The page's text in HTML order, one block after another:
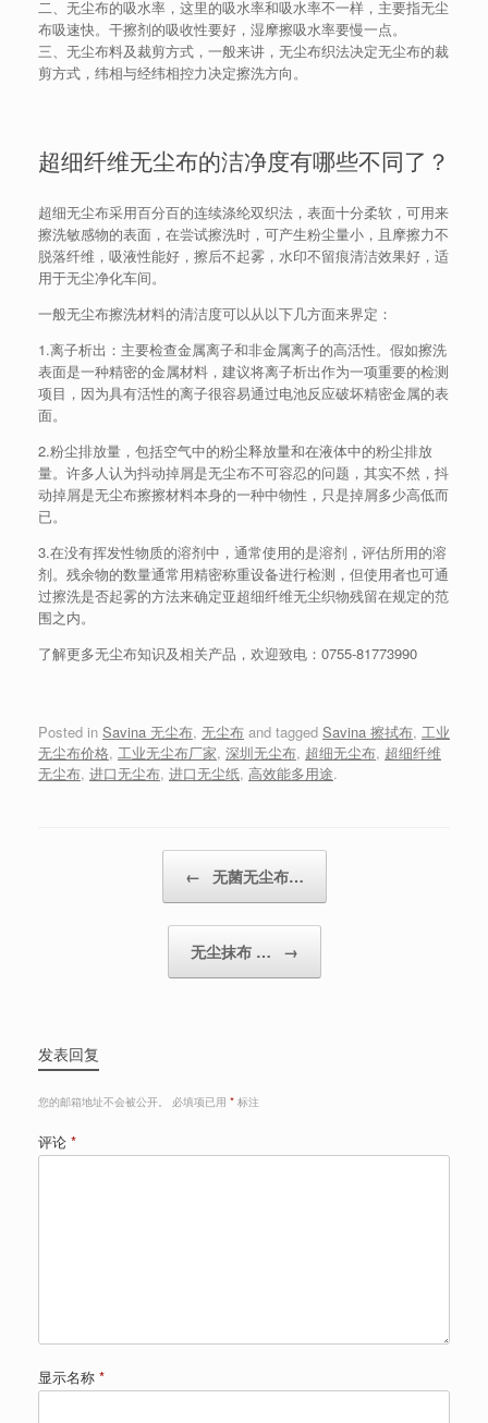
二、无尘布的吸水率，这里的吸水率和吸水率不一样，主要指无尘
布吸速快。干擦剂的吸收性要好，湿摩擦吸水率要慢一点。
三、无尘布料及裁剪方式，一般来讲，无尘布织法决定无尘布的裁
剪方式，纬相与经纬相控力决定擦洗方向。
超细纤维无尘布的洁净度有哪些不同了？
超细无尘布采用百分百的连续涤纶双织法，表面十分柔软，可用来
擦洗敏感物的表面，在尝试擦洗时，可产生粉尘量小，且摩擦力不
脱落纤维，吸液性能好，擦后不起雾，水印不留痕清洁效果好，适
用于无尘净化车间。
一般无尘布擦洗材料的清洁度可以从以下几方面来界定：
1.离子析出：主要检查金属离子和非金属离子的高活性。假如擦洗
表面是一种精密的金属材料，建议将离子析出作为一项重要的检测
项目，因为具有活性的离子很容易通过电池反应破坏精密金属的表
面。
2.粉尘排放量，包括空气中的粉尘释放量和在液体中的粉尘排放
量。许多人认为抖动掉屑是无尘布不可容忍的问题，其实不然，抖
动掉屑是无尘布擦擦材料本身的一种中物性，只是掉屑多少高低而
已。
3.在没有挥发性物质的溶剂中，通常使用的是溶剂，评估所用的溶
剂。残余物的数量通常用精密称重设备进行检测，但使用者也可通
过擦洗是否起雾的方法来确定亚超细纤维无尘织物残留在规定的范
围之内。
了解更多无尘布知识及相关产品，欢迎致电： 0755-81773990
Posted in Savina 无尘布, 无尘布 and tagged Savina 擦拭布, 工业
无尘布价格, 工业无尘布厂家, 深圳无尘布, 超细无尘布, 超细纤维
无尘布, 进口无尘布, 进口无尘纸, 高效能多用途.
← 无菌无尘布…
无尘抹布 … →
发表回复
您的邮箱地址不会被公开。 必填项已用 * 标注
评论 *
显示名称 *